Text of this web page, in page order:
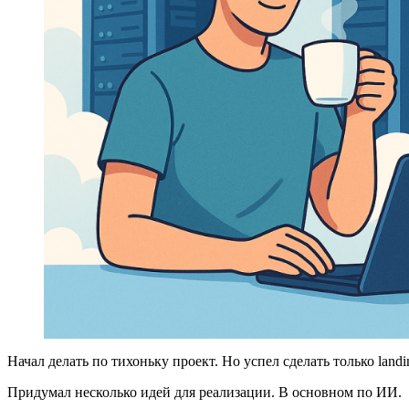
Начал делать по тихоньку проект. Но успел сделать только
Придумал несколько идей для реализации. В основном по ИИ.